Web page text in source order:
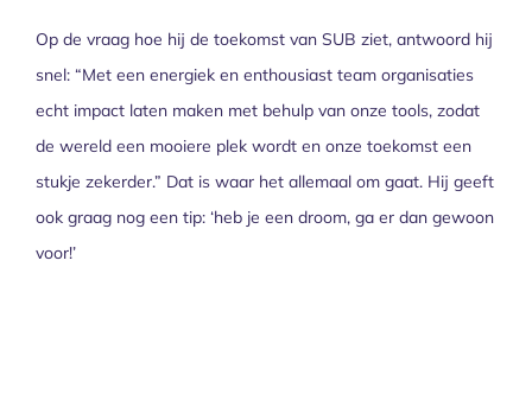
Op de vraag hoe hij de toekomst van SUB ziet, antwoord hij
snel: “Met een energiek en enthousiast team organisaties
echt impact laten maken met behulp van onze tools, zodat
de wereld een mooiere plek wordt en onze toekomst een
stukje zekerder.” Dat is waar het allemaal om gaat. Hij geeft
ook graag nog een tip: ‘heb je een droom, ga er dan gewoon
voor!’